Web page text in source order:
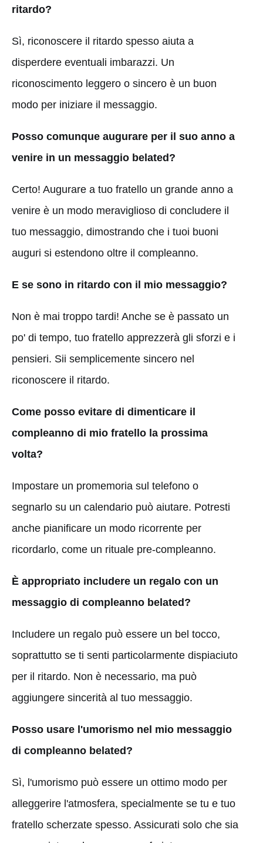
ritardo?
Sì, riconoscere il ritardo spesso aiuta a
disperdere eventuali imbarazzi. Un
riconoscimento leggero o sincero è un buon
modo per iniziare il messaggio.
Posso comunque augurare per il suo anno a
venire in un messaggio belated?
Certo! Augurare a tuo fratello un grande anno a
venire è un modo meraviglioso di concludere il
tuo messaggio, dimostrando che i tuoi buoni
auguri si estendono oltre il compleanno.
E se sono in ritardo con il mio messaggio?
Non è mai troppo tardi! Anche se è passato un
po' di tempo, tuo fratello apprezzerà gli sforzi e i
pensieri. Sii semplicemente sincero nel
riconoscere il ritardo.
Come posso evitare di dimenticare il
compleanno di mio fratello la prossima
volta?
Impostare un promemoria sul telefono o
segnarlo su un calendario può aiutare. Potresti
anche pianificare un modo ricorrente per
ricordarlo, come un rituale pre-compleanno.
È appropriato includere un regalo con un
messaggio di compleanno belated?
Includere un regalo può essere un bel tocco,
soprattutto se ti senti particolarmente dispiaciuto
per il ritardo. Non è necessario, ma può
aggiungere sincerità al tuo messaggio.
Posso usare l'umorismo nel mio messaggio
di compleanno belated?
Sì, l'umorismo può essere un ottimo modo per
alleggerire l'atmosfera, specialmente se tu e tuo
fratello scherzate spesso. Assicurati solo che sia